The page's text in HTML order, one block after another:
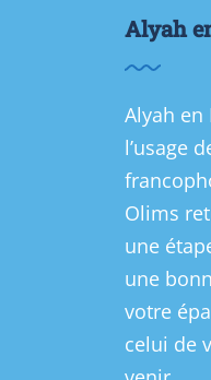
Alyah
Alyah en
l’usage
Olims
une
une
votre
celui de